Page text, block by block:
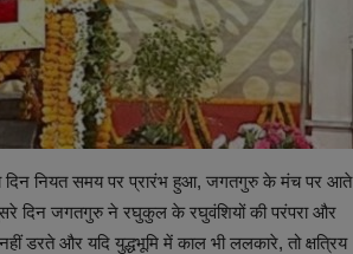
दिन नियत समय पर प्रारंभ हुआ, जगतगुरु के मंच पर आते
दूसरे दिन जगतगुरु ने रघुकुल के रघुवंशियों की परंपरा और
डरते और यदि युद्धभूमि में काल भी ललकारे, तो क्षत्रिय